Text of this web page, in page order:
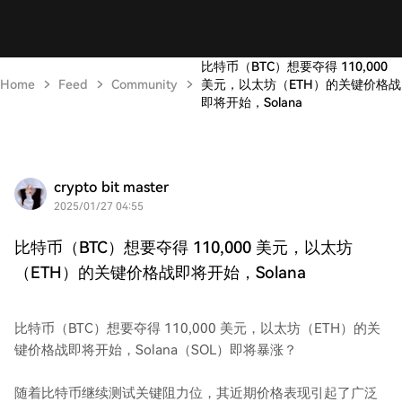
Home Feed Community
比特币（BTC）想要夺得 110,000
美元，以太坊（ETH）的关键价格战
即将开始，Solana
crypto bit master
2025/01/27 04:55
比特币（BTC）想要夺得 110,000 美元，以太坊
（ETH）的关键价格战即将开始，Solana
比特币（BTC）想要夺得 110,000 美元，以太坊（ETH）的关
键价格战即将开始，Solana（SOL）即将暴涨？
随着比特币继续测试关键阻力位，其近期价格表现引起了广泛